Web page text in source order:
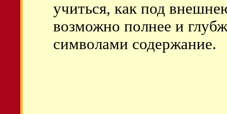
учиться, как под
возможно полнее и
символами содержание.